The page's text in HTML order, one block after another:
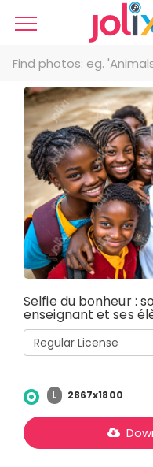
Selfie du bonheur :
enseignant et ses
L 2867x1800